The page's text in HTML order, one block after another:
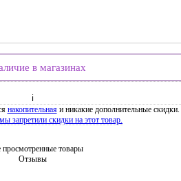
в магазинах
ℹ
накопительнаяи никакие дополнительные скидки.
запретили скидки на этот товар.
просмотренные товары
Отзывы